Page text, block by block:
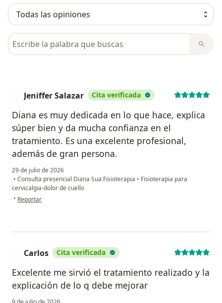
Busca en opiniones
Jeniffer Salazar Cita verificada
Diana es muy dedicada en lo que hace, explica
súper bien y da mucha confianza en el
tratamiento. Es una excelente profesional,
además de gran persona.
29 de julio de 2026
• Consulta presencial Diana Sua Fisioterapia • Fisioterapia para
cervicalgia-dolor de cuello
• en opinión del usuario Jeniffer Salazar
Reportar
Carlos Cita verificada
Excelente me sirvió el tratamiento realizado y la
explicación de lo q debe mejorar